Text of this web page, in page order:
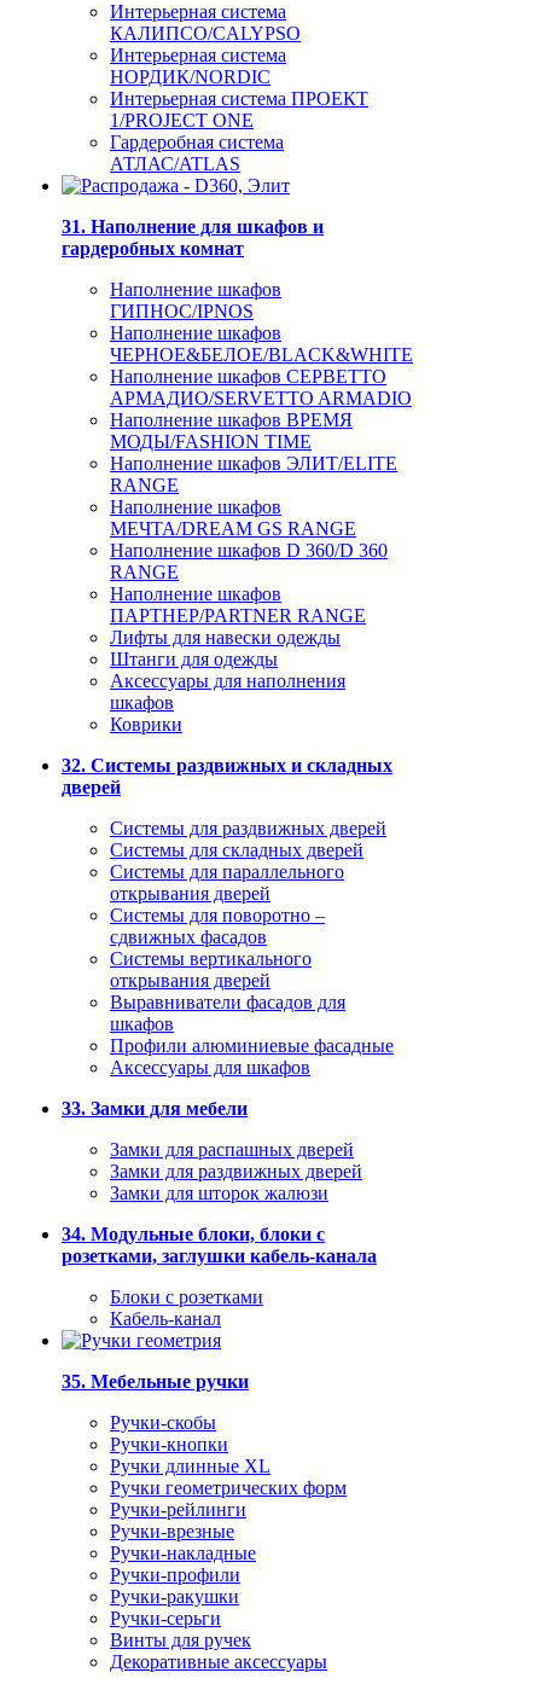
Интерьерная система
КАЛИПСО/CALYPSO
Интерьерная система
НОРДИК/NORDIC
Интерьерная система ПРОЕКТ
1/PROJECT ONE
Гардеробная система
АТЛАС/ATLAS
31. Наполнение для шкафов и
гардеробных комнат
Наполнение шкафов
ГИПНОС/IPNOS
Наполнение шкафов
ЧЕРНОЕ&БЕЛОЕ/BLACK&WHITE
Наполнение шкафов СЕРВЕТТО
АРМАДИО/SERVETTO ARMADIO
Наполнение шкафов ВРЕМЯ
МОДЫ/FASHION TIME
Наполнение шкафов ЭЛИТ/ELITE
RANGE
Наполнение шкафов
МЕЧТА/DREAM GS RANGE
Наполнение шкафов D 360/D 360
RANGE
Наполнение шкафов
ПАРТНЕР/PARTNER RANGE
Лифты для навески одежды
Штанги для одежды
Аксессуары для наполнения
шкафов
Коврики
32. Системы раздвижных и складных
дверей
Системы для раздвижных дверей
Системы для складных дверей
Системы для параллельного
открывания дверей
Системы для поворотно –
сдвижных фасадов
Системы вертикального
открывания дверей
Выравниватели фасадов для
шкафов
Профили алюминиевые фасадные
Аксессуары для шкафов
33. Замки для мебели
Замки для распашных дверей
Замки для раздвижных дверей
Замки для шторок жалюзи
34. Модульные блоки, блоки с
розетками, заглушки кабель-канала
Блоки с розетками
Кабель-канал
35. Мебельные ручки
Ручки-скобы
Ручки-кнопки
Ручки длинные XL
Ручки геометрических форм
Ручки-рейлинги
Ручки-врезные
Ручки-накладные
Ручки-профили
Ручки-ракушки
Ручки-серьги
Винты для ручек
Декоративные аксессуары